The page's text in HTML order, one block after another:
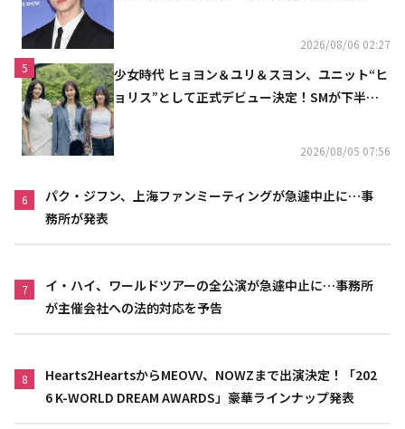
2026/08/06 02:27
5
少女時代 ヒョヨン＆ユリ＆スヨン、ユニット“ヒ
ョリス”として正式デビュー決定！SMが下半期
2026/08/05 07:56
6
パク・ジフン、上海ファンミーティングが急遽中止に…事
務所が発表
7
イ・ハイ、ワールドツアーの全公演が急遽中止に…事務所
が主催会社への法的対応を予告
8
Hearts2HeartsからMEOVV、NOWZまで出演決定！「202
6 K-WORLD DREAM AWARDS」豪華ラインナップ発表